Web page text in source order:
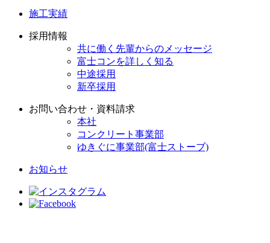
施工実績
採用情報
共に働く先輩からのメッセージ
富士コンを詳しく知る
中途採用
新卒採用
お問い合わせ・資料請求
本社
コンクリート事業部
ゆきぐに事業部(富士ストーブ)
お知らせ